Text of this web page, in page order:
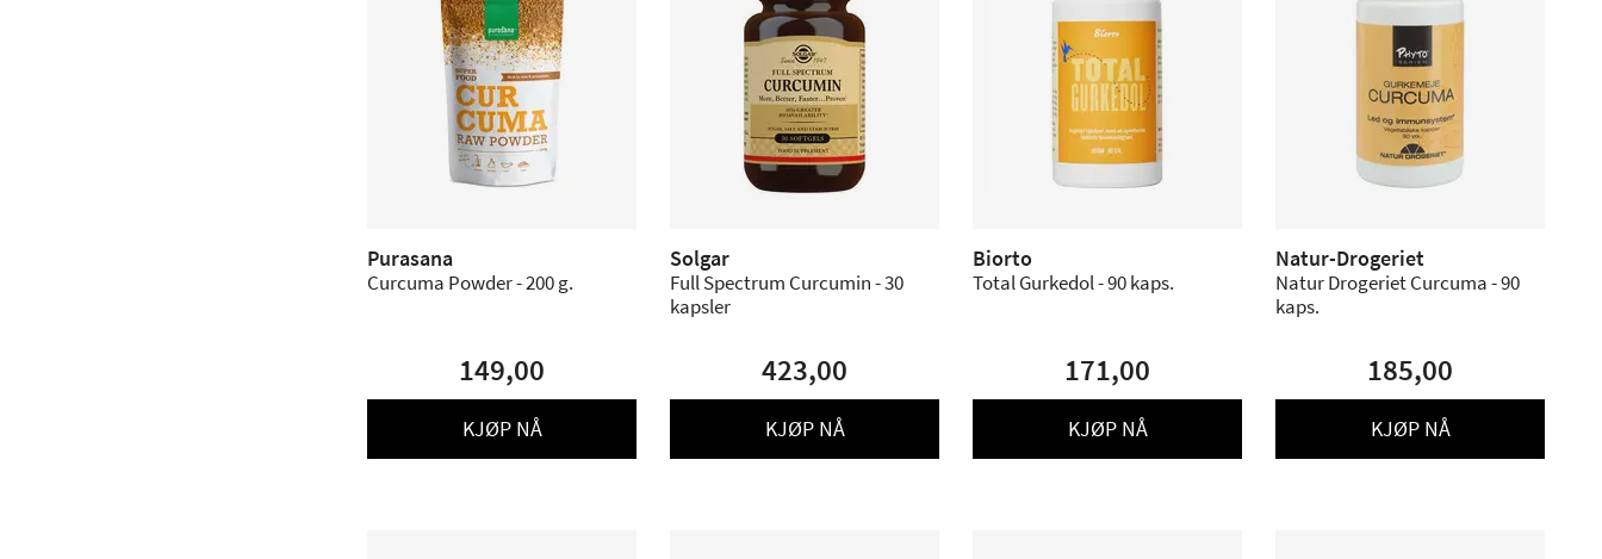
Purasana
Curcuma Powder - 200 g.
149,00
KJØP NÅ
Solgar
Full Spectrum Curcumin - 30
kapsler
423,00
KJØP NÅ
Biorto
Total Gurkedol - 90 kaps.
171,00
KJØP NÅ
Natur-Drogeriet
Natur Drogeriet Curcuma - 90
kaps.
185,00
KJØP NÅ